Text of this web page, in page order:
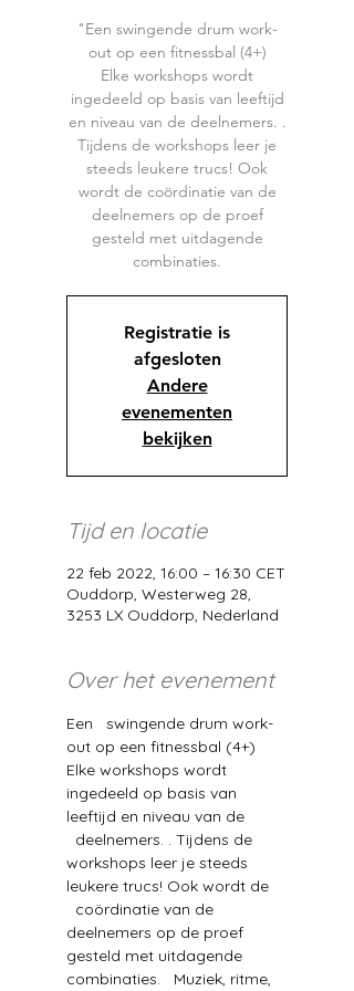
"Een swingende drum work-
out op een fitnessbal (4+)
Elke workshops wordt
ingedeeld op basis van leeftijd
en niveau van de deelnemers. .
Tijdens de workshops leer je
steeds leukere trucs! Ook
wordt de coördinatie van de
deelnemers op de proef
gesteld met uitdagende
combinaties.
Registratie is
afgesloten
Andere
evenementen
bekijken
Tijd en locatie
22 feb 2022, 16:00 – 16:30 CET
Ouddorp, Westerweg 28,
3253 LX Ouddorp, Nederland
Over het evenement
Een   swingende drum work-
out op een fitnessbal (4+)
Elke workshops wordt
ingedeeld op basis van
leeftijd en niveau van de
deelnemers. . Tijdens de
workshops leer je steeds
leukere trucs! Ook wordt de
coördinatie van de
deelnemers op de proef
gesteld met uitdagende
combinaties.   Muziek, ritme,